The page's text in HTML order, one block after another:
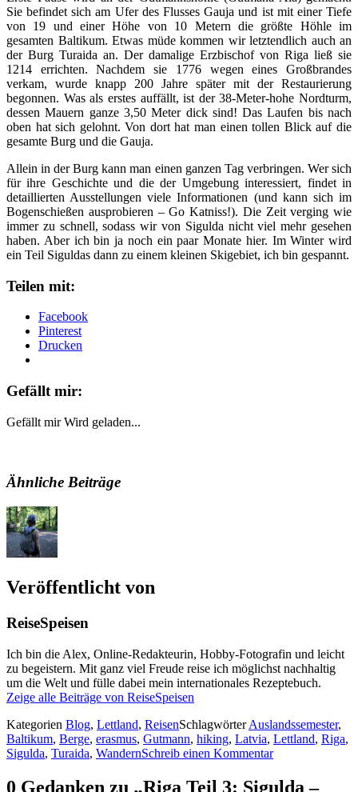
Sie befindet sich am Ufer des Flusses Gauja und ist mit einer Tiefe
von 19 und einer Höhe von 10 Metern die größte Höhle im
gesamten Baltikum. Etwas müde kommen wir letztendlich auch an
der Burg Turaida an. Der damalige Erzbischof von Riga ließ sie
1214 errichten. Nachdem sie 1776 wegen eines Großbrandes
verkam, wurde knapp 200 Jahre später mit der Restaurierung
begonnen. Was als erstes auffällt, ist der 38-Meter-hohe Nordturm,
dessen Mauern ganze 3,50 Meter dick sind! Das Laufen bis nach
oben hat sich gelohnt. Von dort hat man einen tollen Blick auf die
gesamte Burg und die Gauja.
Allein in der Burg kann man einen ganzen Tag verbringen. Wer sich
für ihre Geschichte und die der Umgebung interessiert, findet in
detaillierten Ausstellungen viele Informationen (und kann sich im
Bogenschießen ausprobieren – Go Katniss!). Die Zeit verging wie
immer zu schnell, sodass wir von Sigulda nicht viel mehr gesehen
haben. Aber ich bin ja noch ein paar Monate hier. Im Winter wird
ein Teil Siguldas dann zu einem kleinen Skigebiet, ich bin gespannt.
Teilen mit:
Facebook
Pinterest
Drucken
Gefällt mir:
Gefällt mir Wird geladen...
Ähnliche Beiträge
Veröffentlicht von
ReiseSpeisen
Ich bin die Alex, Online-Redakteurin, Hobby-Fotografin und leicht
zu begeistern. Mit ganz viel Freude reise ich möglichst nachhaltig
um die Welt und fülle dabei mein internationales Rezeptebuch.
Zeige alle Beiträge von ReiseSpeisen
Kategorien Blog, Lettland, ReisenSchlagwörterAuslandssemester,
Baltikum, Berge, erasmus, Gutmann, hiking, Latvia, Lettland, Riga,
Sigulda, Turaida, WandernSchreib einen Kommentar
0 Gedanken zu „Riga Teil 3: Sigulda –